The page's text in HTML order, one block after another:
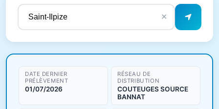
✕
Résultats de qualité de l'eau
DATE DERNIER
PRÉLÈVEMENT
01/07/2026
RÉSEAU DE
DISTRIBUTION
COUTEUGES SOURCE
BANNAT